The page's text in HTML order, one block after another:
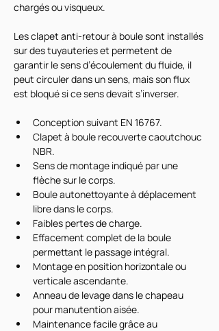
chargés ou visqueux.
Les clapet anti-retour à boule sont installés
sur des tuyauteries et permetent de
garantir le sens d’écoulement du fluide, il
peut circuler dans un sens, mais son flux
est bloqué si ce sens devait s’inverser.
Conception suivant EN 16767.
Clapet à boule recouverte caoutchouc
NBR.
Sens de montage indiqué par une
flèche sur le corps.
Boule autonettoyante à déplacement
libre dans le corps.
Faibles pertes de charge.
Effacement complet de la boule
permettant le passage intégral.
Montage en position horizontale ou
verticale ascendante.
Anneau de levage dans le chapeau
pour manutention aisée.
Maintenance facile grâce au